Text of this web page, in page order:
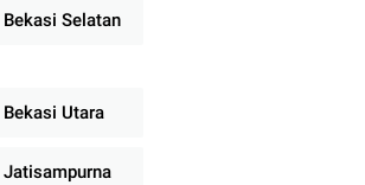
Bekasi Selatan
Bekasi Utara
Jatisampurna